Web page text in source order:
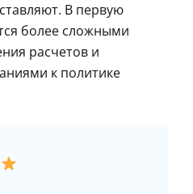
В первую
более сложными
расчетов и
к политике